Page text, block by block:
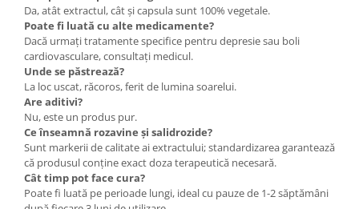
Da, atât extractul, cât și capsula sunt 100% vegetale.
Poate fi luată cu alte medicamente?
Dacă urmați tratamente specifice pentru depresie sau boli
cardiovasculare, consultați medicul.
Unde se păstrează?
La loc uscat, răcoros, ferit de lumina soarelui.
Are aditivi?
Nu, este un produs pur.
Ce înseamnă rozavine și salidrozide?
Sunt markerii de calitate ai extractului; standardizarea garantează
că produsul conține exact doza terapeutică necesară.
Cât timp pot face cura?
Poate fi luată pe perioade lungi, ideal cu pauze de 1-2 săptămâni